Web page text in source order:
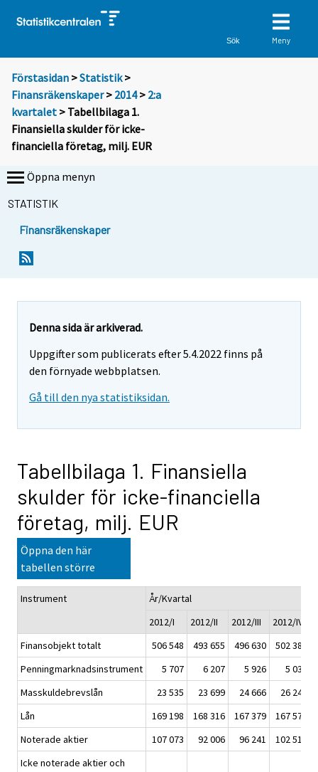
Sök Meny
Förstasidan >Statistik >
Finansräkenskaper> 2014> 2:a
kvartalet > Tabellbilaga 1.
Finansiella skulder för icke-
financiella företag, milj. EUR
Öppna menyn
STATISTIK
Finansräkenskaper
Denna sida är arkiverad.
Uppgifter som publicerats efter 5.4.2022 finns på
den förnyade webbplatsen.
Gå till den nya statistiksidan.
Tabellbilaga 1. Finansiella
skulder för icke-financiella
företag, milj. EUR
Öppna den här
tabellen större
Instrument
År/Kvartal
2012/I
2012/II 2012/III 2012/IV
Finansobjekt totalt
506 548 493 655 496 630 502 380
Penningmarknadsinstrument
5 707 6 207 5 926
5 031
Masskuldebrevslån
23 535 23 699 24 666
26 246
Lån
169 198 168 316 167 379 167 571
Noterade aktier
107 073 92 006 96 241 102 518
Icke noterade aktier och